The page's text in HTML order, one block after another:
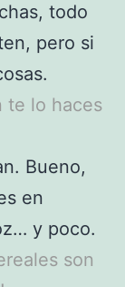
todo
pero si
te lo haces
Bueno,
en
y poco.
son